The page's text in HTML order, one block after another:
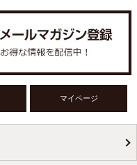
マイページ